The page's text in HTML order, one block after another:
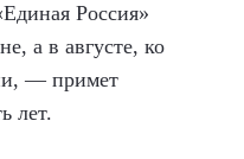
Россия»
а в августе, ко
— примет
лет.